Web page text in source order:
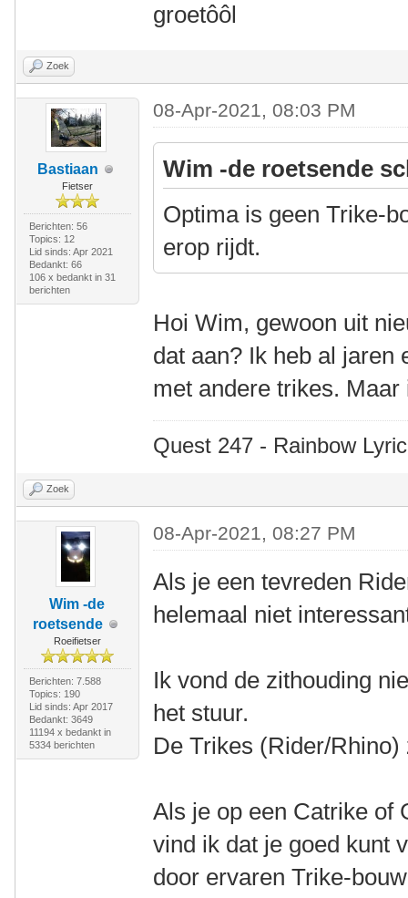
groetôôl
Zoek
Bastiaan
Fietser
Berichten: 56
Topics: 12
Lid sinds: Apr 2021
Bedankt: 66
106 x bedankt in 31
berichten
08-Apr-2021, 08:03 PM
Wim -de roetsende
Optima is geen Trike-
erop rijdt.
Hoi Wim, gewoon uit
dat aan? Ik heb al jaren
met andere trikes.
Quest 247 - Rainbow
Zoek
Wim -de
roetsende
Roeifietser
Berichten: 7.588
Topics: 190
Lid sinds: Apr 2017
Bedankt: 3649
11194 x bedankt in
5334 berichten
08-Apr-2021, 08:27 PM
Als je een tevreden
helemaal niet
Ik vond de zithouding
het stuur.
De Trikes (Rider/
Als je op een Catrike of
vind ik dat je goed kunt
door ervaren Trike-